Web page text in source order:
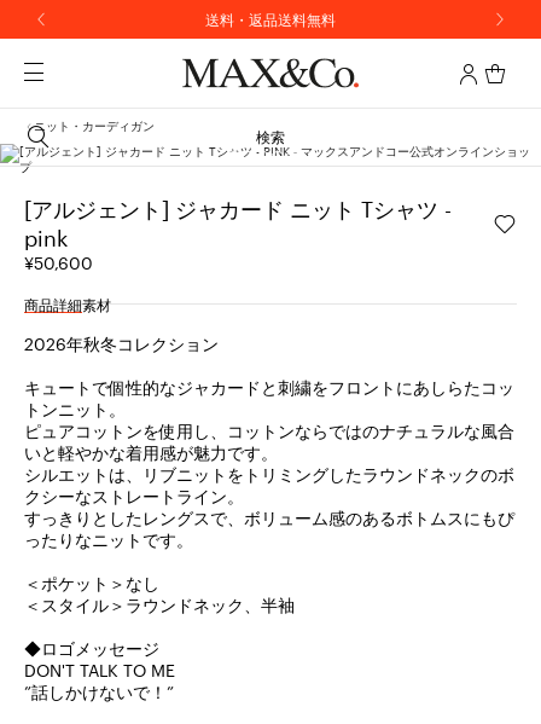
送料・返品送料無料
検索
ニット・カーディガン
[アルジェント] ジャカード ニット Tシャツ -
pink
¥50,600
商品詳細素材
2026年秋冬コレクション
キュートで個性的なジャカードと刺繍をフロントにあしらたコッ
トンニット。
ピュアコットンを使用し、コットンならではのナチュラルな風合
いと軽やかな着用感が魅力です。
シルエットは、リブニットをトリミングしたラウンドネックのボ
クシーなストレートライン。
すっきりとしたレングスで、ボリューム感のあるボトムスにもぴ
ったりなニットです。
＜ポケット＞なし
＜スタイル＞ラウンドネック、半袖
◆ロゴメッセージ
DON'T TALK TO ME
”話しかけないで！”